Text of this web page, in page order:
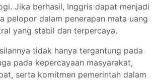
Jika berhasil, Inggris dapat menjadi
pelopor dalam penerapan mata uang
yang stabil dan terpercaya.
tidak hanya tergantung pada
pada kepercayaan masyarakat,
serta komitmen pemerintah dalam